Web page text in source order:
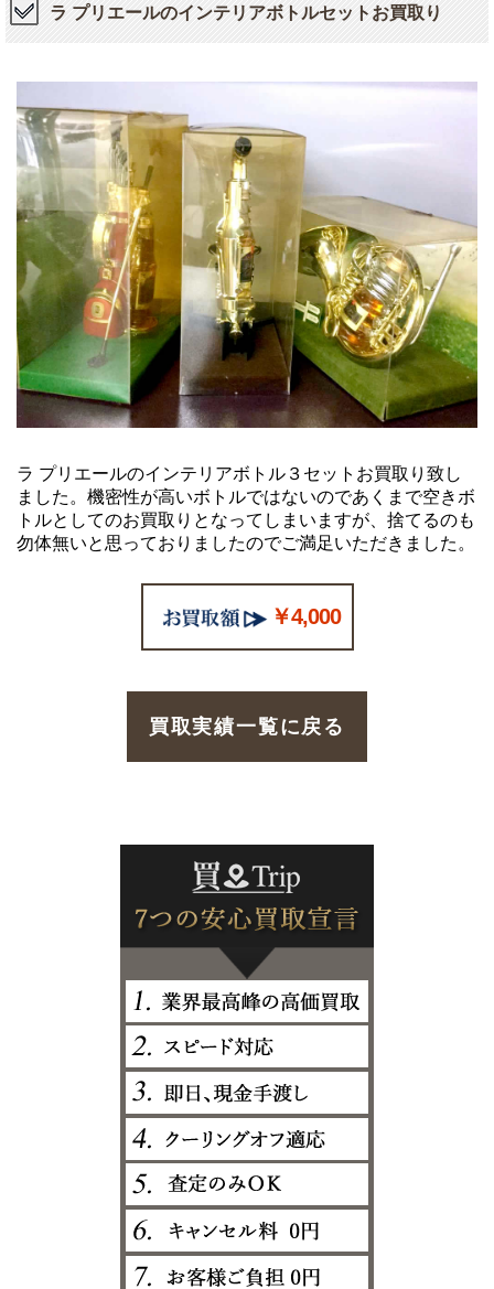
ラ プリエールのインテリアボトルセットお買取り
ラ プリエールのインテリアボトル３セットお買取り致し
ました。機密性が高いボトルではないのであくまで空きボ
トルとしてのお買取りとなってしまいますが、捨てるのも
勿体無いと思っておりましたのでご満足いただきました。
￥4,000
買取実績一覧に戻る